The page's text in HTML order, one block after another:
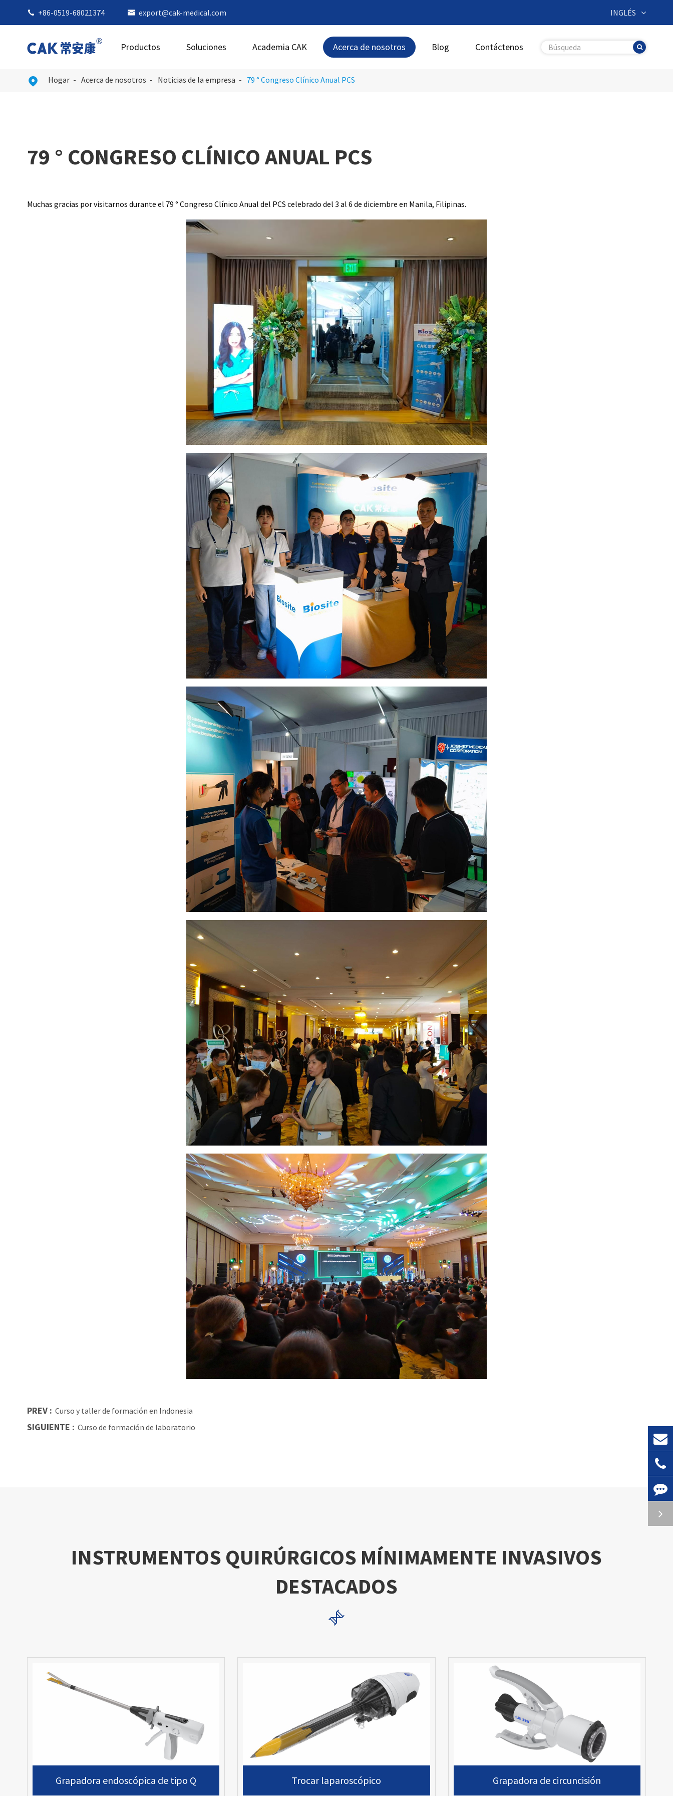
 +86-0519-68021374  export@cak-medical.com INGLÉS
Productos Soluciones Academia CAK Acerca de nosotros Blog Contáctenos
 Hogar Acerca de nosotros Noticias de la empresa 79 ° Congreso Clínico Anual PCS
79 ° CONGRESO CLÍNICO ANUAL PCS
Muchas gracias por visitarnos durante el 79 ° Congreso Clínico Anual del PCS celebrado del 3 al 6 de diciembre en Manila, Filipinas.
PREV : Curso y taller de formación en Indonesia
SIGUIENTE : Curso de formación de laboratorio
INSTRUMENTOS QUIRÚRGICOS MÍNIMAMENTE INVASIVOS
DESTACADOS

Grapadora endoscópica de tipo Q Trocar laparoscópico Grapadora de circuncisión